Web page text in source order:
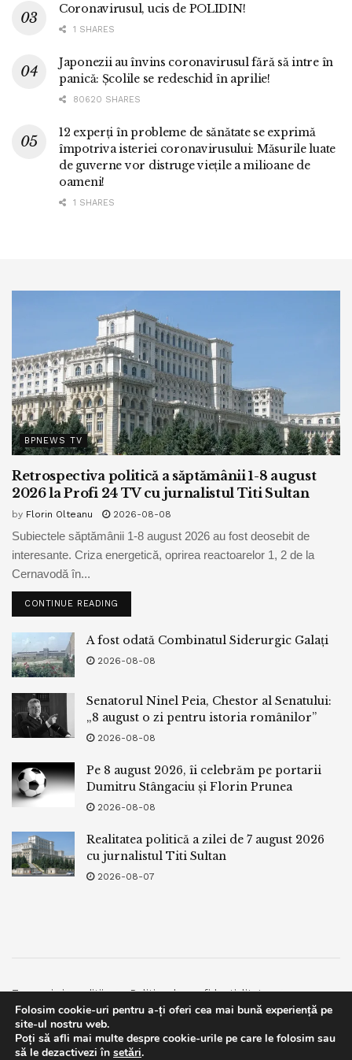
Coronavirusul, ucis de POLIDIN!
1 SHARES
Japonezii au învins coronavirusul fără să intre în
panică: Școlile se redeschid în aprilie!
80620 SHARES
12 experți în probleme de sănătate se exprimă
împotriva isteriei coronavirusului: Măsurile luate
de guverne vor distruge viețile a milioane de
oameni!
1 SHARES
BPNEWS TV
Retrospectiva politică a săptămânii 1-8 august
2026 la Profi 24 TV cu jurnalistul Titi Sultan
by Florin Olteanu 2026-08-08
Subiectele săptămânii 1-8 august 2026 au fost deosebit de
interesante. Criza energetică, oprirea reactoarelor 1, 2 de la
Cernavodă în...
CONTINUE READING
A fost odată Combinatul Siderurgic Galați
2026-08-08
Senatorul Ninel Peia, Chestor al Senatului:
„8 august o zi pentru istoria românilor”
2026-08-08
Pe 8 august 2026, îi celebrăm pe portarii
Dumitru Stângaciu și Florin Prunea
2026-08-08
Realitatea politică a zilei de 7 august 2026
cu jurnalistul Titi Sultan
2026-08-07
Termeni si conditii
Politica de confidentialitate
Facebook
Contact
© 2019bpnews- Business & Politics Newsbpnews.
Folosim cookie-uri pentru a-ți oferi cea mai bună experiență pe
site-ul nostru web.
Poți să afli mai multe despre cookie-urile pe care le folosim sau
să le dezactivezi în setări.
This website uses GDPR cookies. By continuing to use this